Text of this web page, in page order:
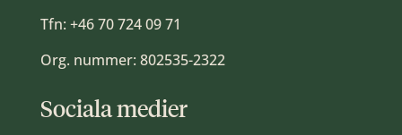
Tfn: +46 70 724 09 71
Org. nummer: 802535-2322
Sociala medier